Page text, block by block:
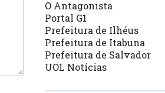
O Antagonista
Portal G1
Prefeitura de Ilhéus
Prefeitura de Itabuna
Prefeitura de Salvador
UOL Notícias